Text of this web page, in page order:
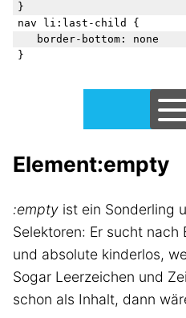
}
nav li:last-child {
Home
Submenü
Selektoren
Element:empty
:empty ist ein Sonderling
Selektoren: Er sucht nach
und absolute kinderlos,
Sogar Leerzeichen und
schon als Inhalt, dann